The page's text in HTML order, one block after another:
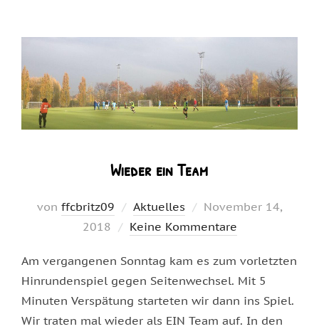
Wieder ein Team
von ffcbritz09 Aktuelles
Veröffentlicht
am
November 14,
2018
Keine Kommentare
Am vergangenen Sonntag kam es zum vorletzten
Hinrundenspiel gegen Seitenwechsel. Mit 5
Minuten Verspätung starteten wir dann ins Spiel.
Wir traten mal wieder als EIN Team auf. In den